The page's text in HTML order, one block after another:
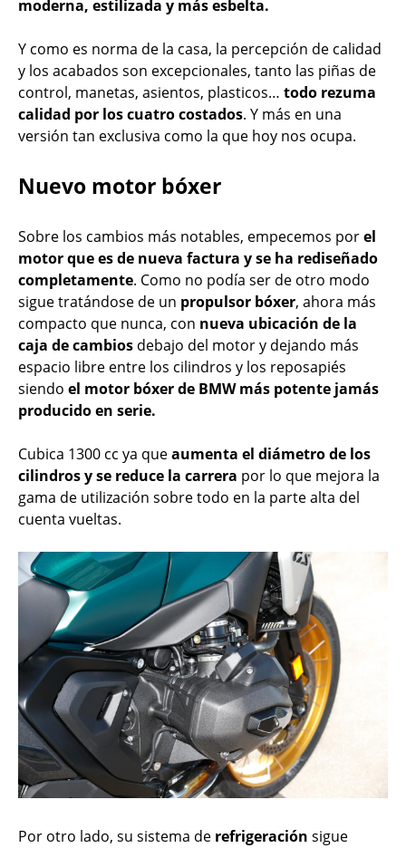
moderna, estilizada y más esbelta.
Y como es norma de la casa, la percepción de calidad
y los acabados son excepcionales, tanto las piñas de
control, manetas, asientos, plasticos… todo rezuma
calidad por los cuatro costados. Y más en una
versión tan exclusiva como la que hoy nos ocupa.
Nuevo motor bóxer
Sobre los cambios más notables, empecemos porel
motor que es de nueva factura y se ha rediseñado
completamente. Como no podía ser de otro modo
sigue tratándose de un propulsor bóxer, ahora más
compacto que nunca, con nueva ubicación de la
caja de cambios debajo del motor y dejando más
espacio libre entre los cilindros y los reposapiés
siendo el motor bóxer de BMW más potente jamás
producido en serie.
Cubica 1300 cc ya queaumenta el diámetro de los
cilindros y se reduce la carrera por lo que mejora la
gama de utilización sobre todo en la parte alta del
cuenta vueltas.
Por otro lado, su sistema de refrigeración sigue